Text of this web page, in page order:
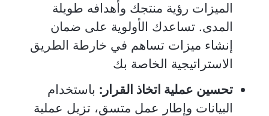
الميزات رؤية منتجك وأهدافه طويلة
المدى. تساعدك الأولوية على ضمان
إنشاء ميزات تساهم في خارطة الطريق
الاستراتيجية الخاصة بك
تحسين عملية اتخاذ القرار: باستخدام
البيانات وإطار عمل متسق، تزيل عملية